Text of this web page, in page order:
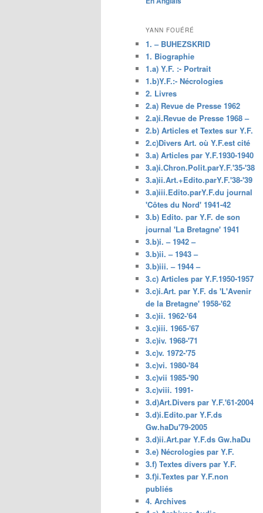
principal
YANN FOUÉRÉ
1. – BUHEZSKRID
1. Biographie
1.a) Y.F. :- Portrait
1.b)Y.F.:- Nécrologies
2. Livres
2.a) Revue de Presse 1962
2.a)i.Revue de Presse 1968 –
2.b) Articles et Textes sur Y.F.
2.c)Divers Art. où Y.F.est cité
3.a) Articles par Y.F.1930-1940
3.a)i.Chron.Polit.parY.F.'35-'38
3.a)ii.Art.+Edito.parY.F.'38-'39
3.a)iii.Edito.parY.F.du journal
'Côtes du Nord' 1941-42
3.b) Edito. par Y.F. de son
journal 'La Bretagne' 1941
3.b)i. – 1942 –
3.b)ii. – 1943 –
3.b)iii. – 1944 –
3.c) Articles par Y.F.1950-1957
3.c)i.Art. par Y.F. ds 'L'Avenir
de la Bretagne' 1958-'62
3.c)ii. 1962-'64
3.c)iii. 1965-'67
3.c)iv. 1968-'71
3.c)v. 1972-'75
3.c)vi. 1980-'84
3.c)vii 1985-'90
3.c)viii. 1991-
3.d)Art.Divers par Y.F.'61-2004
3.d)i.Edito.par Y.F.ds
Gw.haDu'79-2005
3.d)ii.Art.par Y.F.ds Gw.haDu
3.e) Nécrologies par Y.F.
3.f) Textes divers par Y.F.
3.f)i.Textes par Y.F.non
publiés
4. Archives